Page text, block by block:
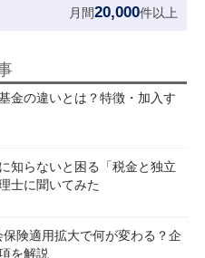
月間20,000件以上
金の違いとは？特徴・加入す
知らないと困る「税金と独立
士に聞いてみた
保険適用拡大で何が変わる？企
を解説